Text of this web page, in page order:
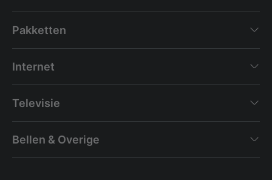
Pakketten
Internet
Televisie
Bellen & Overige